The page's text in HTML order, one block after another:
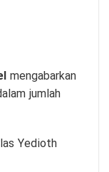
mengabarkan
jumlah
Yedioth